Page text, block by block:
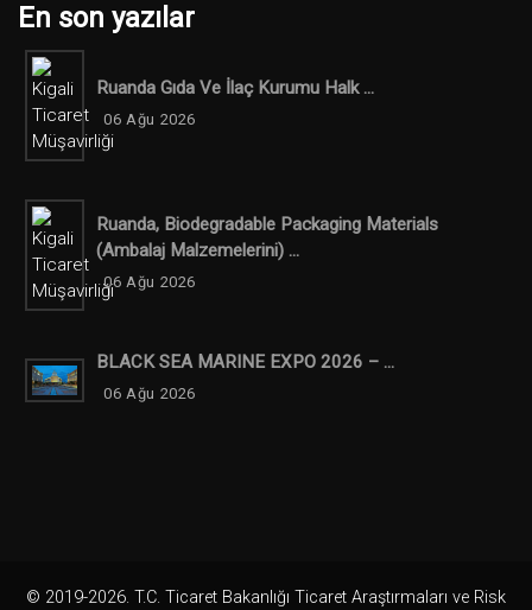
En son yazılar
Ruanda Gıda Ve İlaç Kurumu Halk ...
06 Ağu 2026
Ruanda, Biodegradable Packaging Materials
(ambalaj Malzemelerini) ...
06 Ağu 2026
BLACK SEA MARINE EXPO 2026 – ...
06 Ağu 2026
© 2019-2026. T.C. Ticaret Bakanlığı Ticaret Araştırmaları ve Risk